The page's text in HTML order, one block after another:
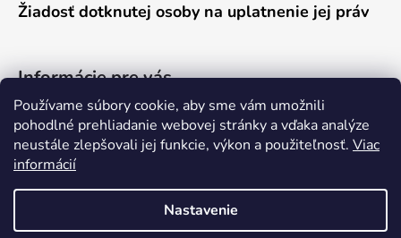
Používame súbory cookie, aby sme vám umožnili
pohodlné prehliadanie webovej stránky a vďaka analýze
neustále zlepšovali jej funkcie, výkon a použiteľnosť. Viac
informácií
Nastavenie
Žiadosť dotknutej osoby na uplatnenie jej práv
Informácie pre vás
Predajňa Vráble
Predajňa Pieštany
Ako nakupovať